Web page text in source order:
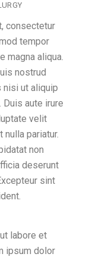
consectetur
tempor
magna aliqua.
nostrud
nisi ut aliquip
aute irure
velit
pariatur.
non
deserunt
sint
labore et
ipsum dolor